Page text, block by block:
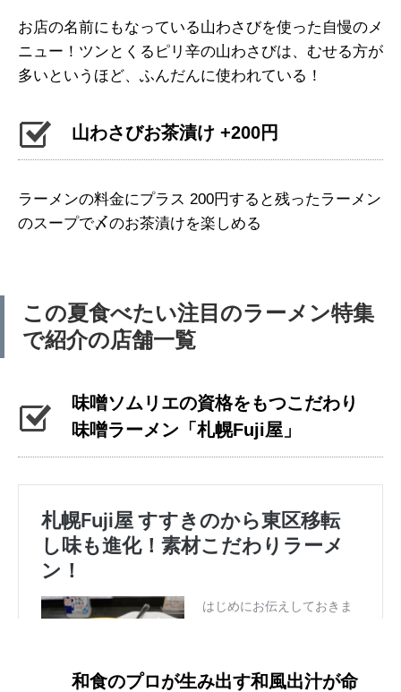
お店の名前にもなっている山わさびを使った自慢のメ
ニュー！ツンとくるピリ辛の山わさびは、むせる方が
多いというほど、ふんだんに使われている！
山わさびお茶漬け +200円
ラーメンの料金にプラス 200円すると残ったラーメン
のスープで〆のお茶漬けを楽しめる
この夏食べたい注目のラーメン特集
で紹介の店舗一覧
味噌ソムリエの資格をもつこだわり
味噌ラーメン「札幌Fuji屋」
和食のプロが生み出す和風出汁が命